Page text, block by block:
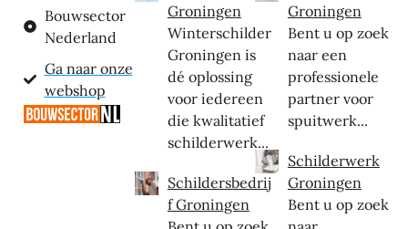
Bouwsector
Nederland
Ga naar onze
webshop
Groningen
Winterschilder
Groningen is
dé oplossing
voor iedereen
die kwalitatief
schilderwerk...
Schildersbedrij
f Groningen
Groningen
Bent u op zoek
naar een
professionele
partner voor
spuitwerk...
Schilderwerk
Groningen
Bent u op zoek